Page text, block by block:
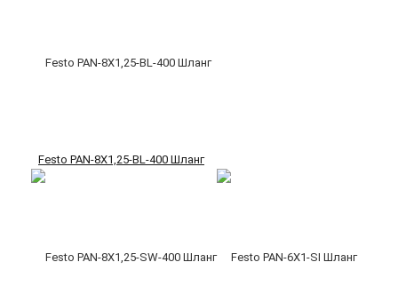
Festo PAN-8X1,25-BL-400 Шланг